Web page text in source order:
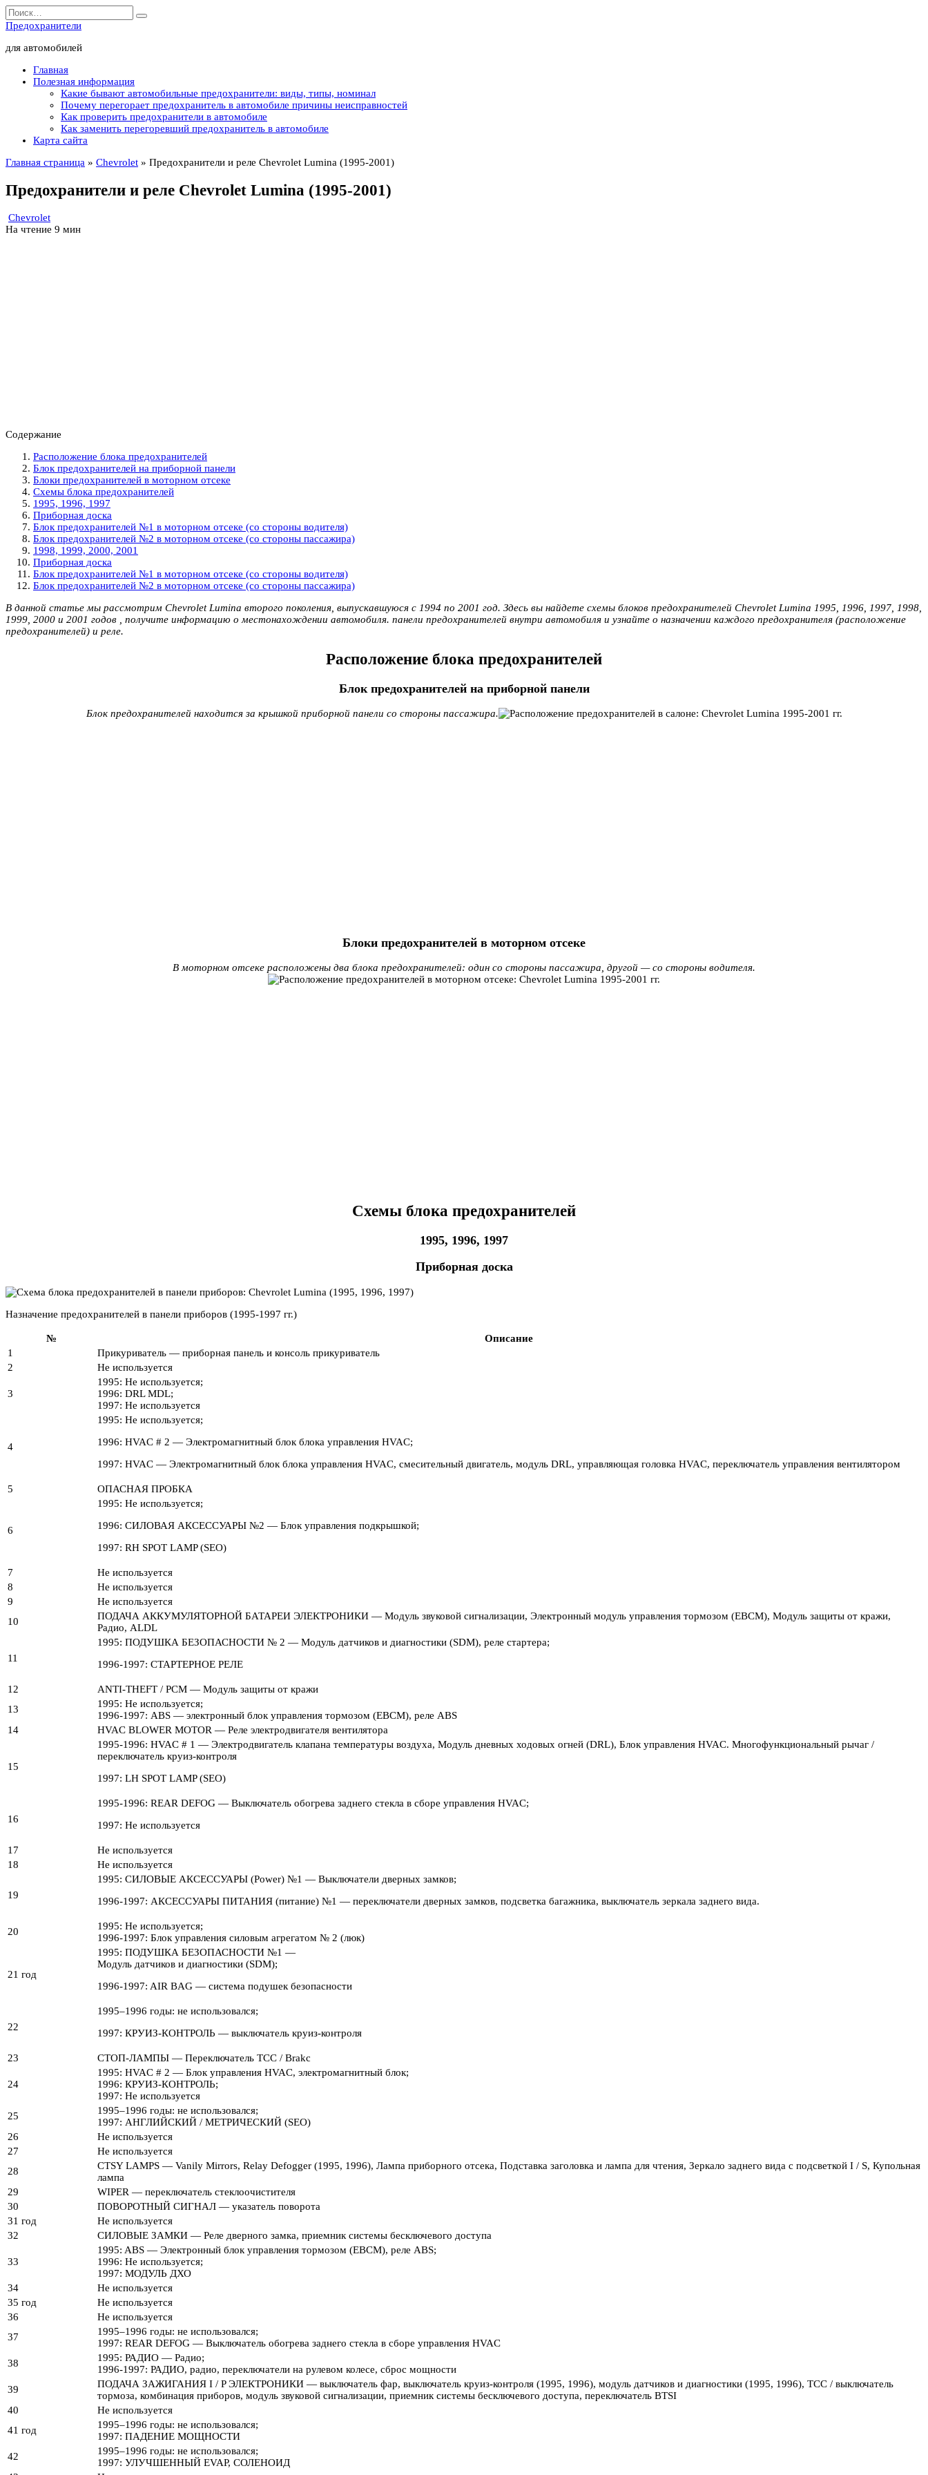
Перейти
к
содержанию
Search
for:
Предохранители
для автомобилей
Главная
Полезная информация
Какие бывают автомобильные предохранители: виды, типы, номинал
Почему перегорает предохранитель в автомобиле причины неисправностей
Как проверить предохранители в автомобиле
Как заменить перегоревший предохранитель в автомобиле
Карта сайта
Главная страница » Chevrolet » Предохранители и реле Chevrolet Lumina (1995-2001)
Предохранители и реле Chevrolet Lumina (1995-2001)
Chevrolet
На чтение 9 мин
Содержание
Расположение блока предохранителей
Блок предохранителей на приборной панели
Блоки предохранителей в моторном отсеке
Схемы блока предохранителей
1995, 1996, 1997
Приборная доска
Блок предохранителей №1 в моторном отсеке (со стороны водителя)
Блок предохранителей №2 в моторном отсеке (со стороны пассажира)
1998, 1999, 2000, 2001
Приборная доска
Блок предохранителей №1 в моторном отсеке (со стороны водителя)
Блок предохранителей №2 в моторном отсеке (со стороны пассажира)
В данной статье мы рассмотрим Chevrolet Lumina второго поколения, выпускавшуюся с 1994 по 2001 год. Здесь вы найдете схемы блоков предохранителей Chevrolet Lumina 1995, 1996, 1997, 1998,
1999, 2000 и 2001 годов , получите информацию о местонахождении автомобиля. панели предохранителей внутри автомобиля и узнайте о назначении каждого предохранителя (расположение
предохранителей) и реле.
Расположение блока предохранителей
Блок предохранителей на приборной панели
Блок предохранителей находится за крышкой приборной панели со стороны пассажира.
Блоки предохранителей в моторном отсеке
В моторном отсеке расположены два блока предохранителей: один со стороны пассажира, другой — со стороны водителя.
Схемы блока предохранителей
1995, 1996, 1997
Приборная доска
Назначение предохранителей в панели приборов (1995-1997 гг.)
№
Описание
1
Прикуриватель — приборная панель и консоль прикуриватель
2
Не используется
3
1995: Не используется;
1996: DRL MDL;
1997: Не используется
4
1995: Не используется;
1996: HVAC # 2 — Электромагнитный блок блока управления HVAC;
1997: HVAC — Электромагнитный блок блока управления HVAC, смесительный двигатель, модуль DRL, управляющая головка HVAC, переключатель управления вентилятором
5 ОПАСНАЯ ПРОБКА
6
1995: Не используется;
1996: СИЛОВАЯ АКСЕССУАРЫ №2 — Блок управления подкрышкой;
1997: RH SPOT LAMP (SEO)
7
Не используется
8
Не используется
9
Не используется
10
ПОДАЧА АККУМУЛЯТОРНОЙ БАТАРЕИ ЭЛЕКТРОНИКИ — Модуль звуковой сигнализации, Электронный модуль управления тормозом (EBCM), Модуль защиты от кражи,
Радио, ALDL
11
1995: ПОДУШКА БЕЗОПАСНОСТИ № 2 — Модуль датчиков и диагностики (SDM), реле стартера;
1996-1997: СТАРТЕРНОЕ РЕЛЕ
12
ANTI-THEFT / PCM — Модуль защиты от кражи
13
1995: Не используется;
1996-1997: ABS — электронный блок управления тормозом (EBCM), реле ABS
14
HVAC BLOWER MOTOR — Реле электродвигателя вентилятора
15
1995-1996: HVAC # 1 — Электродвигатель клапана температуры воздуха, Модуль дневных ходовых огней (DRL), Блок управления HVAC. Многофункциональный рычаг /
переключатель круиз-контроля
1997: LH SPOT LAMP (SEO)
16
1995-1996: REAR DEFOG — Выключатель обогрева заднего стекла в сборе управления HVAC;
1997: Не используется
17
Не используется
18
Не используется
19
1995: СИЛОВЫЕ АКСЕССУАРЫ (Power) №1 — Выключатели дверных замков;
1996-1997: АКСЕССУАРЫ ПИТАНИЯ (питание) №1 — переключатели дверных замков, подсветка багажника, выключатель зеркала заднего вида.
20
1995: Не используется;
1996-1997: Блок управления силовым агрегатом № 2 (люк)
21 год
1995: ПОДУШКА БЕЗОПАСНОСТИ №1 —
Модуль датчиков и диагностики (SDM);
1996-1997: AIR BAG — система подушек безопасности
22
1995–1996 годы: не использовался;
1997: КРУИЗ-КОНТРОЛЬ — выключатель круиз-контроля
23 СТОП-ЛАМПЫ — Переключатель TCC / Brakc
24
1995: HVAC # 2 — Блок управления HVAC, электромагнитный блок;
1996: КРУИЗ-КОНТРОЛЬ;
1997: Не используется
25
1995–1996 годы: не использовался;
1997: АНГЛИЙСКИЙ / МЕТРИЧЕСКИЙ (SEO)
26
Не используется
27
Не используется
28
CTSY LAMPS — Vanily Mirrors, Relay Defogger (1995, 1996), Лампа приборного отсека, Подставка заголовка и лампа для чтения, Зеркало заднего вида с подсветкой I / S, Купольная
лампа
29
WIPER — переключатель стеклоочистителя
30
ПОВОРОТНЫЙ СИГНАЛ — указатель поворота
31 год
Не используется
32
СИЛОВЫЕ ЗАМКИ — Реле дверного замка, приемник системы бесключевого доступа
33
1995: ABS — Электронный блок управления тормозом (EBCM), реле ABS;
1996: Не используется;
1997: МОДУЛЬ ДХО
34
Не используется
35 год
Не используется
36
Не используется
37
1995–1996 годы: не использовался;
1997: REAR DEFOG — Выключатель обогрева заднего стекла в сборе управления HVAC
38
1995: РАДИО — Радио;
1996-1997: РАДИО, радио, переключатели на рулевом колесе, сброс мощности
39
ПОДАЧА ЗАЖИГАНИЯ I / P ЭЛЕКТРОНИКИ — выключатель фар, выключатель круиз-контроля (1995, 1996), модуль датчиков и диагностики (1995, 1996), TCC / выключатель
тормоза, комбинация приборов, модуль звуковой сигнализации, приемник системы бесключевого доступа, переключатель BTSI
40
Не используется
41 год
1995–1996 годы: не использовался;
1997: ПАДЕНИЕ МОЩНОСТИ
42
1995–1996 годы: не использовался;
1997: УЛУЧШЕННЫЙ EVAP, СОЛЕНОИД